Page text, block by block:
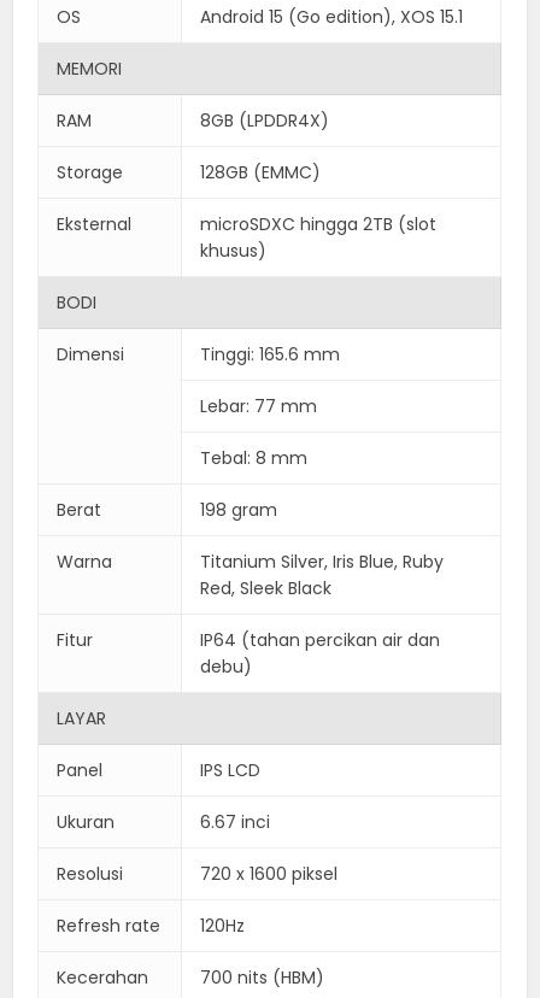
OS Android 15 (Go edition), XOS 15.1
MEMORI
RAM 8GB (LPDDR4X)
Storage 128GB (EMMC)
Eksternal
microSDXC hingga 2TB (slot
khusus)
BODI
Dimensi Tinggi: 165.6 mm
Lebar: 77 mm
Tebal: 8 mm
Berat 198 gram
Warna
Titanium Silver, Iris Blue, Ruby
Red, Sleek Black
Fitur
IP64 (tahan percikan air dan
debu)
LAYAR
Panel IPS LCD
Ukuran 6.67 inci
Resolusi 720 x 1600 piksel
Refresh rate 120Hz
Kecerahan 700 nits (HBM)